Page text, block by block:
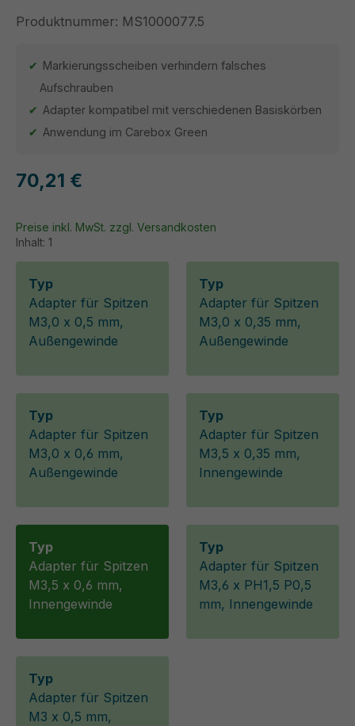
Produktnummer: MS1000077.5
Markierungsscheiben verhindern falsches
Aufschrauben
Adapter kompatibel mit verschiedenen Basiskörben
Anwendung im Carebox Green
70,21 €
Inhalt: 1
Preise inkl. MwSt. zzgl. Versandkosten
Typ
Adapter für Spitzen
M3,0 x 0,5 mm,
Außengewinde
Typ
Adapter für Spitzen
M3,0 x 0,35 mm,
Außengewinde
Typ
Adapter für Spitzen
M3,0 x 0,6 mm,
Außengewinde
Typ
Adapter für Spitzen
M3,5 x 0,35 mm,
Innengewinde
Typ
Adapter für Spitzen
M3,5 x 0,6 mm,
Innengewinde
Typ
Adapter für Spitzen
M3,6 x PH1,5 P0,5
mm, Innengewinde
Typ
Adapter für Spitzen
M3 x 0,5 mm,